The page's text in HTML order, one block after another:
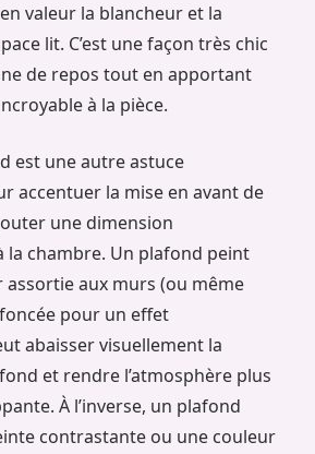
valeur la blancheur et la
lit. C’est une façon très chic
de repos tout en apportant
à la pièce.
est une autre astuce
accentuer la mise en avant de
une dimension
la chambre. Un plafond peint
assortie aux murs (ou même
pour un effet
abaisser visuellement la
et rendre l’atmosphère plus
À l’inverse, un plafond
contrastante ou une couleur